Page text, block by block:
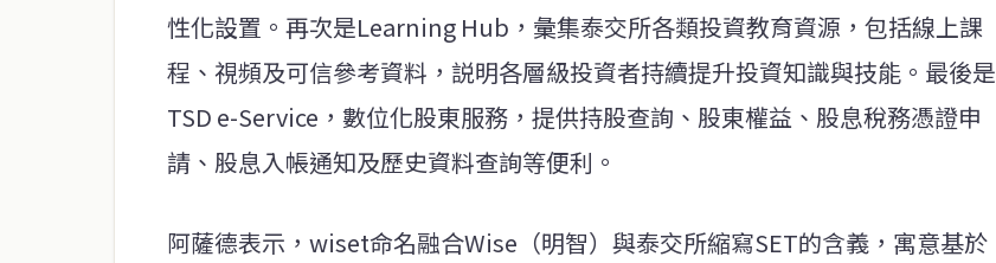
性化設置。再次是Learning Hub，彙集泰交所各類投資教育資源，包括線上課
程、視頻及可信參考資料，説明各層級投資者持續提升投資知識與技能。最後是
TSD e-Service，數位化股東服務，提供持股查詢、股東權益、股息稅務憑證申
請、股息入帳通知及歷史資料查詢等便利。
阿薩德表示，wiset命名融合Wise（明智）與泰交所縮寫SET的含義，寓意基於